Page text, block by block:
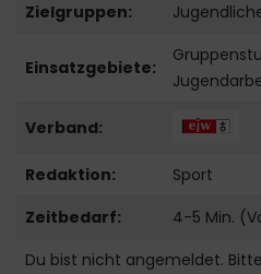
Zielgruppen:
Einsatzgebiete:
Verband:
Redaktion:
Sport
Zeitbedarf:
4-5 Min.
Du bist nicht angemeldet.